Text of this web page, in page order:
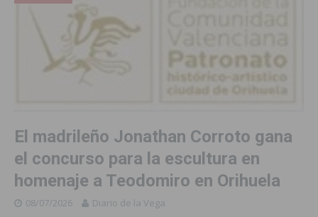
El madrileño Jonathan Corroto gana
el concurso para la escultura en
homenaje a Teodomiro en Orihuela
08/07/2026 Diario de la Vega